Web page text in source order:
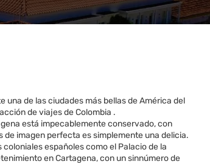
una de las ciudades más bellas de América del
de viajes de Colombia .
está impecablemente conservado, con
de imagen perfecta es simplemente una delicia.
españoles como el Palacio de la
en Cartagena, con un sinnúmero de